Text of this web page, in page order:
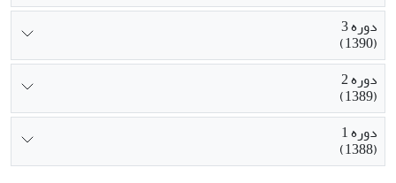
دوره 3
(1390)
دوره 2
(1389)
دوره 1
(1388)